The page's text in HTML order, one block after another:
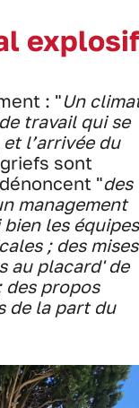
explosif
: "Un
travail qui se
l’arrivée du
sont
"des
management
les équipes
; des mises
au placard' de
des propos
de la part du